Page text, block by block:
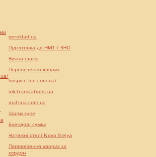
pereklad.ua
Підготовка до НМТ / ЗНО
Винна шафа
Перевезення хворих
hospice-life.com.ua/
mk-translations.ua
maltina.com.ua
Шафи купе
Брендові сумки
Натяжні стелі Nova Stelya
Перевезення хворих за
кордон